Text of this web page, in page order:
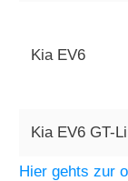
Kia EV6
Kia EV6 GT-
Hier gehts zur